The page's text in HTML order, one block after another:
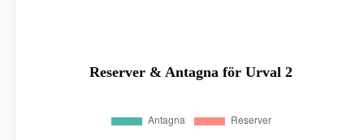
Reserver & Antagna för Urval 2